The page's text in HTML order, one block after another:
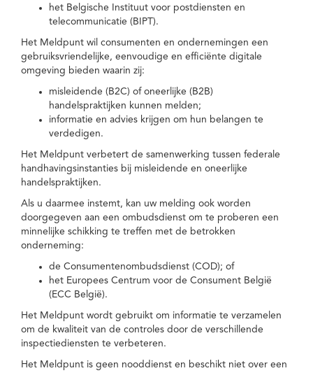
het Belgische Instituut voor postdiensten en
telecommunicatie (BIPT).
Het Meldpunt wil consumenten en ondernemingen een
gebruiksvriendelijke, eenvoudige en efficiënte digitale
omgeving bieden waarin zij:
misleidende (B2C) of oneerlijke (B2B)
handelspraktijken kunnen melden;
informatie en advies krijgen om hun belangen te
verdedigen.
Het Meldpunt verbetert de samenwerking tussen federale
handhavingsinstanties bij misleidende en oneerlijke
handelspraktijken.
Als u daarmee instemt, kan uw melding ook worden
doorgegeven aan een ombudsdienst om te proberen een
minnelijke schikking te treffen met de betrokken
onderneming:
de Consumentenombudsdienst (COD); of
het Europees Centrum voor de Consument België
(ECC België).
Het Meldpunt wordt gebruikt om informatie te verzamelen
om de kwaliteit van de controles door de verschillende
inspectiediensten te verbeteren.
Het Meldpunt is geen nooddienst en beschikt niet over een